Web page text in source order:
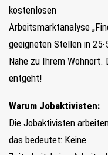
kostenlosen
Arbeitsmarktanalyse
geeigneten Stellen in 25-
Nähe zu Ihrem Wohnort.
entgeht!
Warum Jobaktivisten:
Die Jobaktivisten
das bedeutet: Keine